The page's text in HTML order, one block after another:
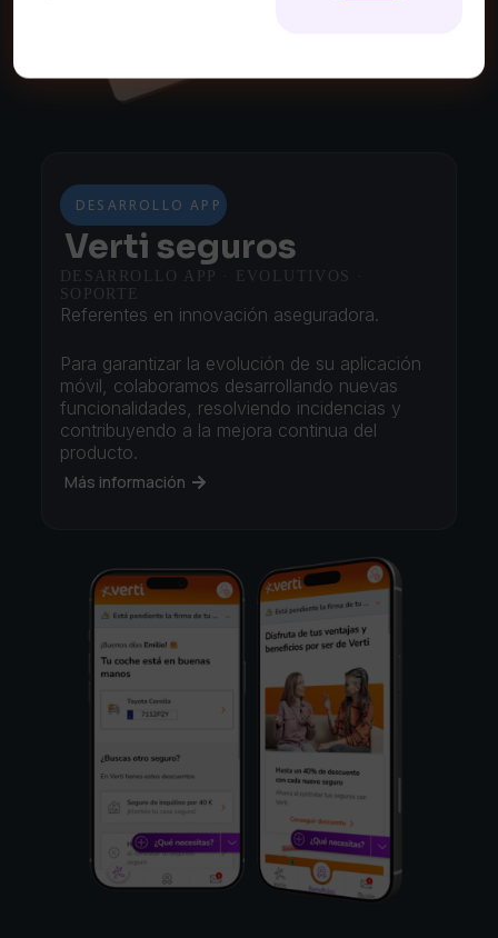
DESARROLLO APP
Verti seguros
DESARROLLO APP · EVOLUTIVOS ·
SOPORTE
Referentes en innovación aseguradora.
Para garantizar la evolución de su aplicación
móvil, colaboramos desarrollando nuevas
funcionalidades, resolviendo incidencias y
contribuyendo a la mejora continua del
producto.
Más información